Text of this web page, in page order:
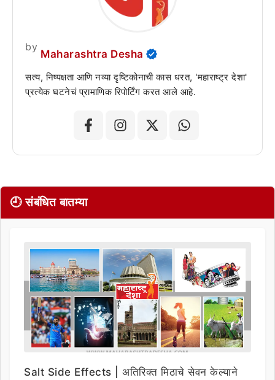
by
Maharashtra Desha
सत्य, निष्पक्षता आणि नव्या दृष्टिकोनाची कास धरत, 'महाराष्ट्र देशा'
प्रत्येक घटनेचं प्रामाणिक रिपोर्टिंग करत आले आहे.
🕘 संबंधित बातम्या
Salt Side Effects | अतिरिक्त मिठाचे सेवन केल्याने